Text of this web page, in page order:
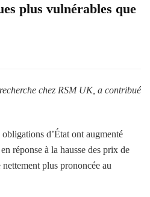
plus vulnérables que
chez RSM UK, a contribué
d’État ont augmenté
réponse à la hausse des prix de
nettement plus prononcée au